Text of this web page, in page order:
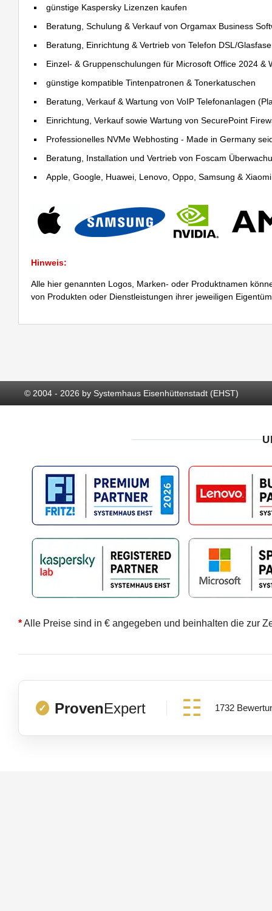
günstige Kaspersky Lizenzen kaufen
Beratung, Schulung & Verkauf von Orgamax Business
Beratung, Einrichtung & Vertrieb von Telefon DSL/
Einzel- & Gruppenschulungen für Microsoft Office 2024 &
günstige kompatible Tintenpatronen & Tonerkatuschen
Beratung, Verkauf & Wartung von VoIP Telefonanlagen
Einrichtung, Verkauf sowie Wartung von SecurePoint
Professionelles NVMe Webhosting - Made in Germany
Beratung, Installation und Vertrieb von Foscam
Apple, Google, Huawei, Lenovo, Oppo, Samsung &
Hinweis:
Alle hier genannten Logos, Marken- oder Produktnamen
von Produkten oder Dienstleistungen ihrer jeweiligen
© 2004 - 2026 by Systemhaus Eisenhüttenstadt (EHST)
*Alle Preise sind in € angegeben und beinhalten die zur
✓ ProvenExpert 1732